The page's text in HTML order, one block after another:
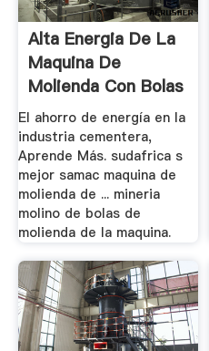
Alta Energia De La
Maquina De
Molienda Con Bolas
.
El ahorro de energía en la
industria cementera,
Aprende Más. sudafrica s
mejor samac maquina de
molienda de ... mineria
molino de bolas de
molienda de la maquina.